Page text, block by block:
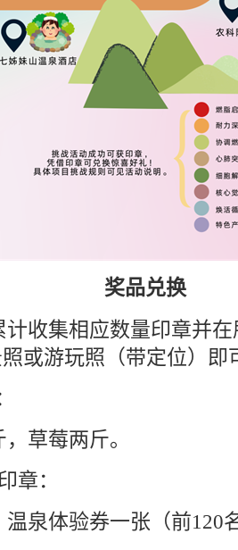
奖品兑换
计收集相应数量印章并
或游玩照（带定位）即
草莓两斤。
章：
泉体验券一张（前120